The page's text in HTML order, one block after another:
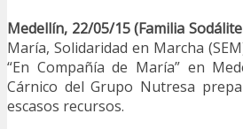
Medellín, 22/05/15 (Familia
María, Solidaridad en Marcha
“En Compañía de María” en
Cárnico del Grupo Nutresa
escasos recursos.